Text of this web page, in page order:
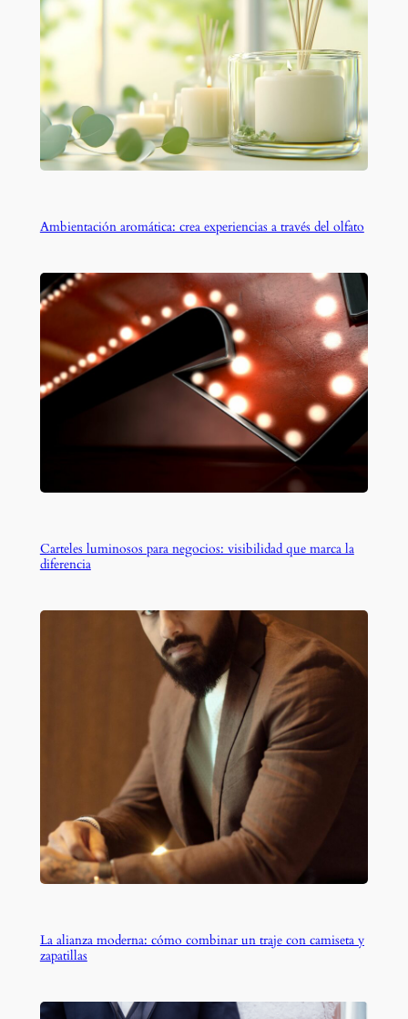
Ambientación aromática: crea experiencias a través del olfato
Carteles luminosos para negocios: visibilidad que marca la
diferencia
La alianza moderna: cómo combinar un traje con camiseta y
zapatillas